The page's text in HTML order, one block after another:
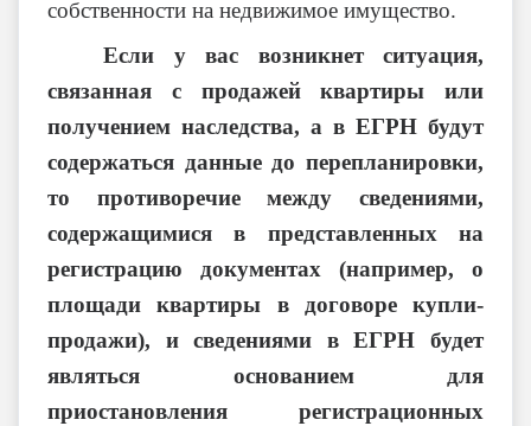
собственности на недвижимое имущество.
Если у вас возникнет ситуация,
связанная с продажей квартиры или
получением наследства, а в ЕГРН будут
содержаться данные до перепланировки,
то противоречие между сведениями,
содержащимися в представленных на
регистрацию документах (например, о
площади квартиры в договоре купли-
продажи), и сведениями в ЕГРН будет
являться основанием для
приостановления регистрационных